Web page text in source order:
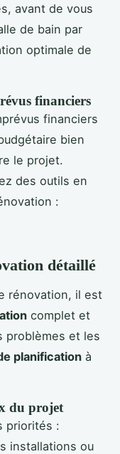
avant de vous
de bain par
optimale de
financiers
financiers
bien
le projet.
des outils en
:
détaillé
rénovation, il est
complet et
problèmes et les
planification à
du projet
priorités :
installations ou